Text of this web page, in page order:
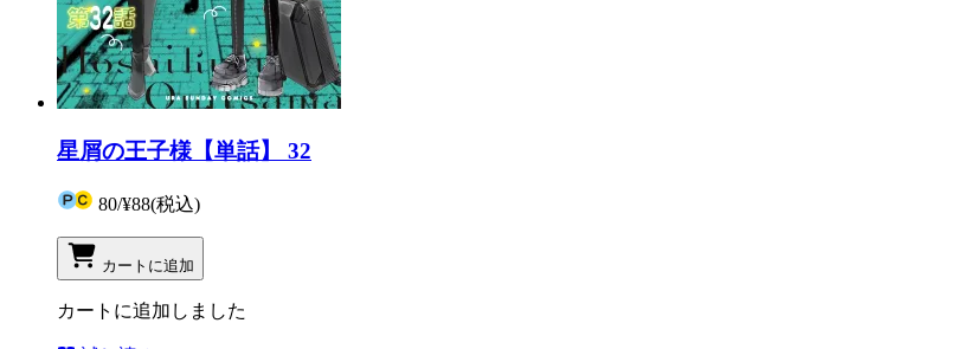
星屑の王子様【単話】 32
80/¥88(税込)
カートに追加
カートに追加しました